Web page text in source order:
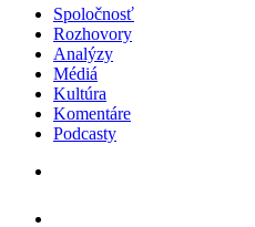
Spoločnosť
Rozhovory
Analýzy
Médiá
Kultúra
Komentáre
Podcasty